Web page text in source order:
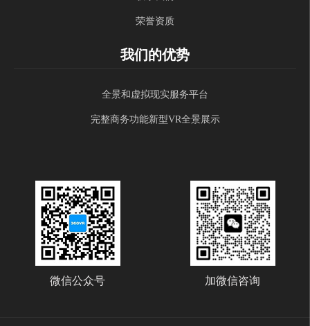
荣誉资质
我们的优势
全景和虚拟现实服务平台
完整商务功能新型VR全景展示
微信公众号 加微信咨询